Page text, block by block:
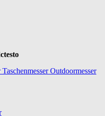
Outdoormesser